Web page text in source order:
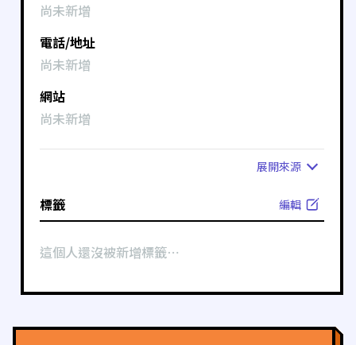
尚未新增
電話/地址
尚未新增
網站
尚未新增
展開來源
標籤 編輯
這個人還沒被新增標籤⋯